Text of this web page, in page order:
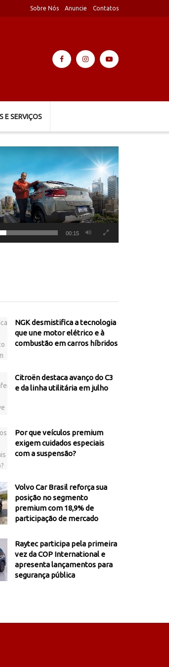
Sobre Nós Anuncie Contatos
E SERVIÇOS
00:15
NGK desmistifica a tecnologia
que une motor elétrico e à
combustão em carros híbridos
Citroën destaca avanço do C3
e da linha utilitária em julho
Por que veículos premium
exigem cuidados especiais
com a suspensão?
Volvo Car Brasil reforça sua
posição no segmento
premium com 18,9% de
participação de mercado
Raytec participa pela primeira
vez da COP International e
apresenta lançamentos para
segurança pública